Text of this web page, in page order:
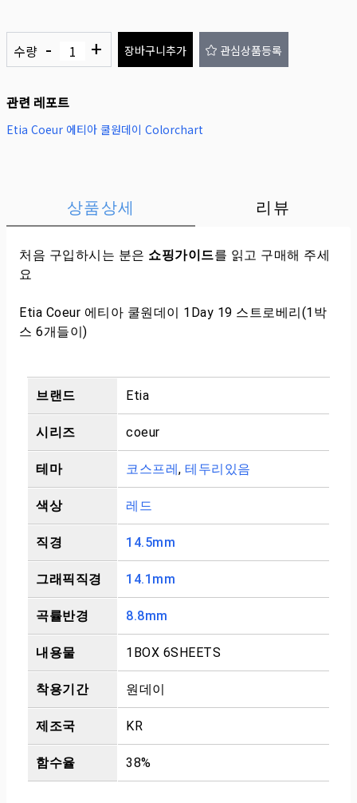
수량 - + 장바구니추가 관심상품등록
관련 레포트
Etia Coeur 에티아 쿨원데이 Colorchart
상품상세 리뷰
처음 구입하시는 분은 쇼핑가이드를 읽고 구매해 주세
요
Etia Coeur 에티아 쿨원데이 1Day 19 스트로베리(1박
스 6개들이)
브랜드 Etia
시리즈 coeur
테마 코스프레, 테두리있음
색상 레드
직경 14.5mm
그래픽직경 14.1mm
곡률반경 8.8mm
내용물 1BOX 6SHEETS
착용기간 원데이
제조국 KR
함수율 38%